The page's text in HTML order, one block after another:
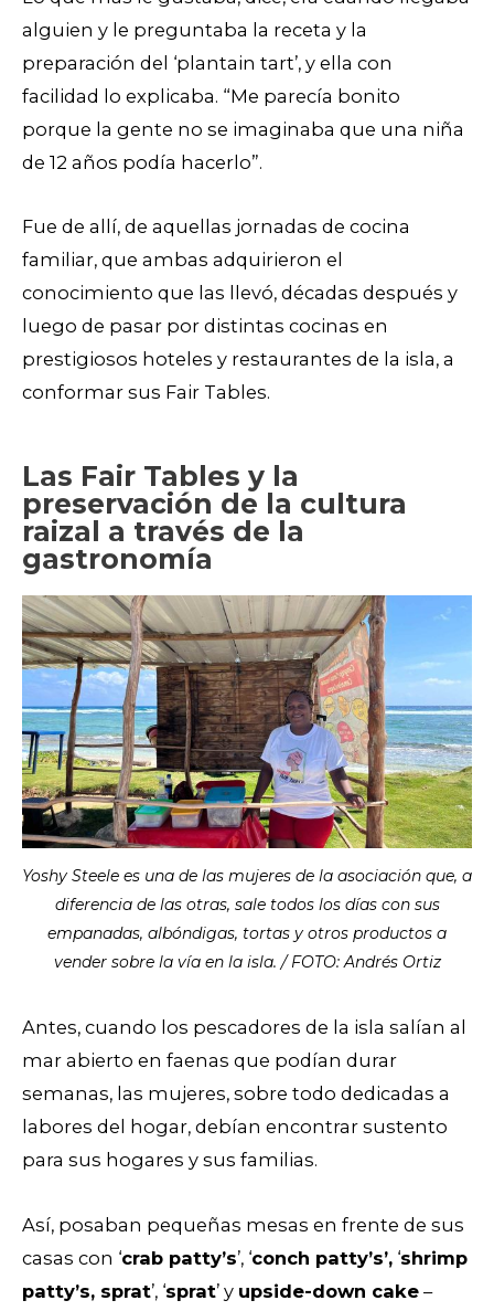
alguien y le preguntaba la receta y la
preparación del ‘plantain tart’, y ella con
facilidad lo explicaba. “Me parecía bonito
porque la gente no se imaginaba que una niña
de 12 años podía hacerlo”.
Fue de allí, de aquellas jornadas de cocina
familiar, que ambas adquirieron el
conocimiento que las llevó, décadas después y
luego de pasar por distintas cocinas en
prestigiosos hoteles y restaurantes de la isla, a
conformar sus Fair Tables.
Las Fair Tables y la
preservación de la cultura
raizal a través de la
gastronomía
Yoshy Steele es una de las mujeres de la asociación que, a
diferencia de las otras, sale todos los días con sus
empanadas, albóndigas, tortas y otros productos a
vender sobre la vía en la isla. / FOTO: Andrés Ortiz
Antes, cuando los pescadores de la isla salían al
mar abierto en faenas que podían durar
semanas, las mujeres, sobre todo dedicadas a
labores del hogar, debían encontrar sustento
para sus hogares y sus familias.
Así, posaban pequeñas mesas en frente de sus
casas con ‘crab patty’s’, ‘conch patty’s’, ‘shrimp
patty’s, sprat’, ‘sprat’ y upside-down cake –